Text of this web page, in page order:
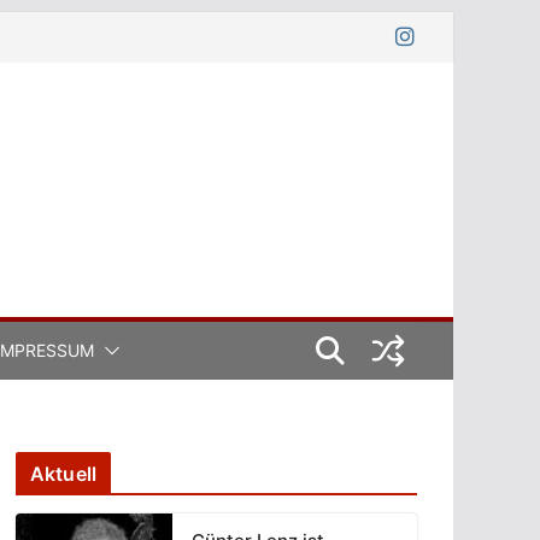
Aktuell